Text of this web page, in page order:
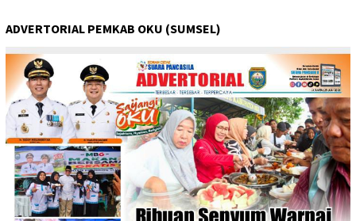
ADVERTORIAL PEMKAB OKU (SUMSEL)